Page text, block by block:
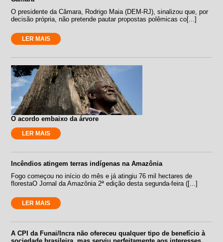
O presidente da Câmara, Rodrigo Maia (DEM-RJ), sinalizou que, por
decisão própria, não pretende pautar propostas polêmicas co[...]
LER MAIS
O acordo embaixo da árvore
LER MAIS
Incêndios atingem terras indígenas na Amazônia
Fogo começou no início do mês e já atingiu 76 mil hectares de
florestaO Jornal da Amazônia 2ª edição desta segunda-feira ([...]
LER MAIS
A CPI da Funai/Incra não ofereceu qualquer tipo de benefício à